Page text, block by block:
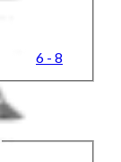
6 - 8